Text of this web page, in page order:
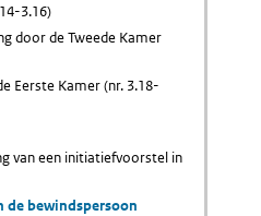
3.16)
door de Tweede Kamer
Eerste Kamer (nr. 3.18-
van een initiatiefvoorstel in
de bewindspersoon